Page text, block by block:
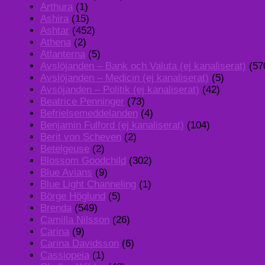
Arthura (1)
Ashira (15)
Ashtar (452)
Athena (2)
Atlanterna (5)
Avslöjanden – Bank och Valuta (ej kanaliserat)
Avslöjanden – Medicin (ej kanaliserat) (5)
Avsöjanden – Politik (ej kanaliserat) (42)
Beatrice Penninger (73)
Befrielsemeddelanden (4)
Benjamin Fulford (ej kanaliserat) (104)
Berit von Scheven (2)
Betelgeuse (2)
Blossom Goodchild (302)
Blue Avians (9)
Blue Light Channeling (1)
Börge Höglund (5)
Brenda (549)
Camilla Nilsson (26)
Carina (9)
Carina Davidsson (6)
Cassiopeia (1)